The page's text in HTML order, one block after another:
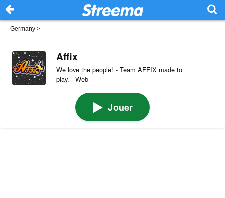
Germany >
Affix
We love the people! - Team AFFIX made to
play. · Web
Jouer